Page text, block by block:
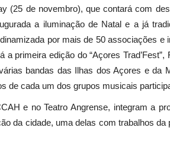
(25 de novembro), que contará com
a iluminação de Natal e a já
por mais de 50 associações e
primeira edição do “Açores Trad’Fest”,
bandas das Ilhas dos Açores e da
de cada um dos grupos musicais
e no Teatro Angrense, integram a
da cidade, uma delas com trabalhos da